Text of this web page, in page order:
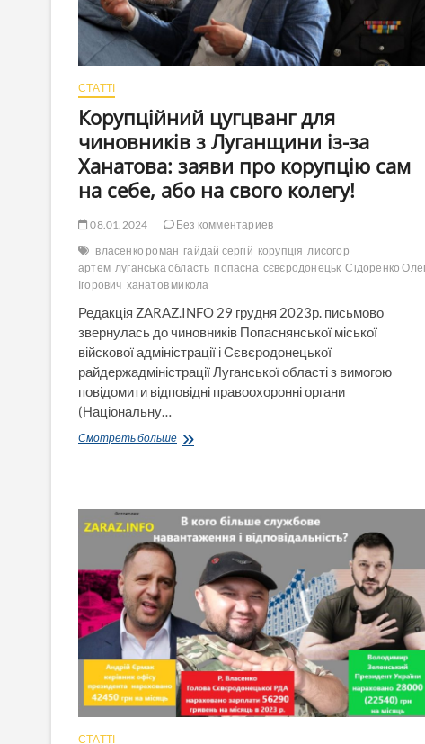
СТАТТІ
Корупційний цугцванг для
чиновників з Луганщини із-за
Ханатова: заяви про корупцію сам
на себе, або на свого колегу!
08.01.2024
Без комментариев
власенко роман гайдай сергій корупція лисогор
артем луганська область попасна сєвєродонецьк Сідоренко
Ігорович ханатов микола
Редакція ZARAZ.INFO 29 грудня 2023р. письмово
звернулась до чиновників Попаснянської міської
війскової адміністрації і Сєвєродонецької
райдержадміністрації Луганської області з вимогою
повідомити відповідні правоохоронні органи
(Національну…
Смотреть большеКорупційний
Луганщини
із-
Ханатова:
заяви
корупцію
на
себе,
або
на
свого
СТАТТІ